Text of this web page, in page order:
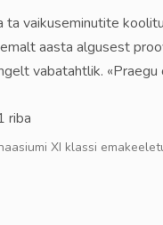
ta vaikuseminutite
aasta algusest
vabatahtlik.
XI klassi